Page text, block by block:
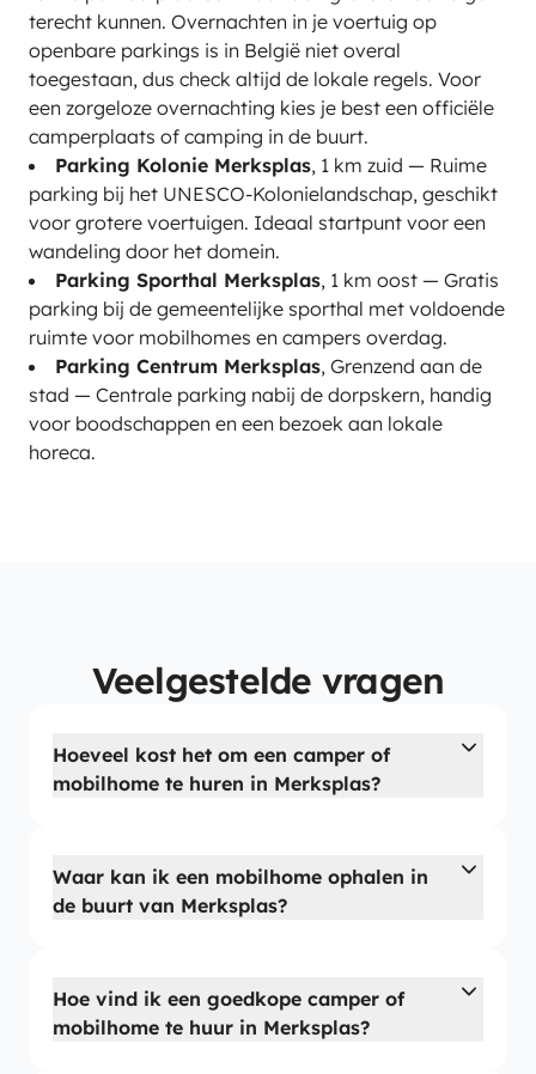
terecht kunnen. Overnachten in je voertuig op
openbare parkings is in België niet overal
toegestaan, dus check altijd de lokale regels. Voor
een zorgeloze overnachting kies je best een officiële
camperplaats of camping in de buurt.
Parking Kolonie Merksplas, 1 km zuid — Ruime
parking bij het UNESCO-Kolonielandschap, geschikt
voor grotere voertuigen. Ideaal startpunt voor een
wandeling door het domein.
Parking Sporthal Merksplas, 1 km oost — Gratis
parking bij de gemeentelijke sporthal met voldoende
ruimte voor mobilhomes en campers overdag.
Parking Centrum Merksplas, Grenzend aan de
stad — Centrale parking nabij de dorpskern, handig
voor boodschappen en een bezoek aan lokale
horeca.
Veelgestelde vragen
Hoeveel kost het om een camper of
mobilhome te huren in Merksplas?
Waar kan ik een mobilhome ophalen in
de buurt van Merksplas?
Hoe vind ik een goedkope camper of
mobilhome te huur in Merksplas?